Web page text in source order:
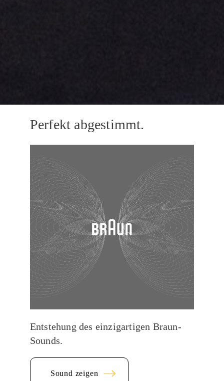
Perfekt abgestimmt.
Entstehung des einzigartigen Braun-
Sounds.
Sound zeigen